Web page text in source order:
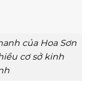
của Hoa Sơn
cơ sở kinh